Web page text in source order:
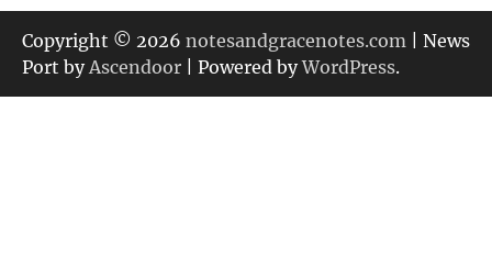
ゴ
リ
ー
Copyright © 2026 notesandgracenotes.com | News
Port byAscendoor | Powered byWordPress.